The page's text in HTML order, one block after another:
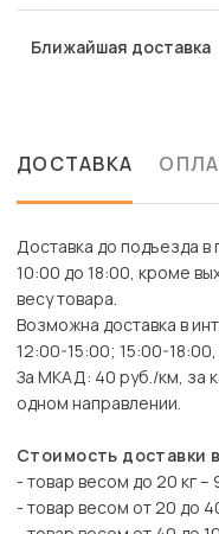
Ближайшая доставка
ДОСТАВКА
Доставка до подъезда
10:00 до 18:00, кроме
весу товара.
Возможна доставка в
12:00-15:00; 15:00-
За МКАД: 40 руб./км, за
одном направлении.
Стоимость доставки
- товар весом до 20 кг –
- товар весом от 20 до